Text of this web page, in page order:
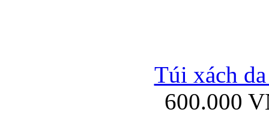
Bao da iPhone 5
Túi xách
600.000